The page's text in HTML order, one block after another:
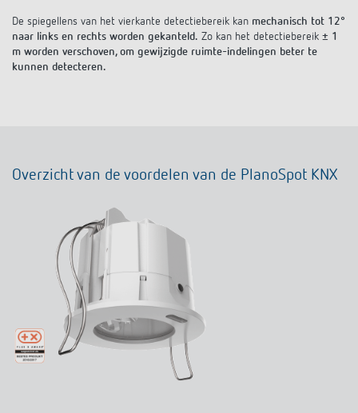
De spiegellens van het vierkante detectiebereik kan mechanisch tot 12°
naar links en rechts worden gekanteld. Zo kan het detectiebereik ± 1
m worden verschoven, om gewijzigde ruimte-indelingen beter te
kunnen detecteren.
Overzicht van de voordelen van de PlanoSpot KNX